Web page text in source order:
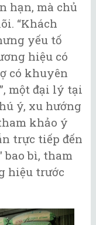
hạn, mà chủ
“Khách
yếu tố
hiệu có
có khuyên
một đại lý tại
ý, xu hướng
khảo ý
trực tiếp đến
bao bì, tham
hiệu trước